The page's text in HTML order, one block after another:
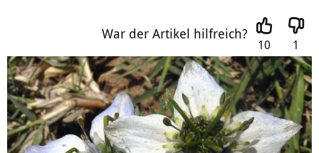
War der Artikel hilfreich?
10 1